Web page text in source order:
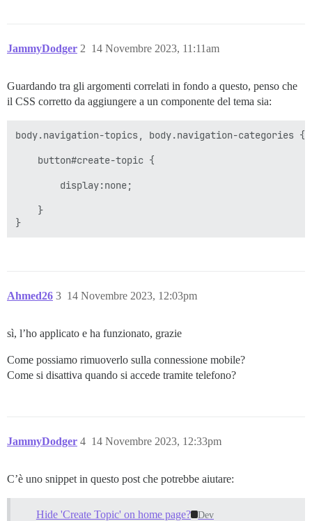
JammyDodger 14 Novembre 2023, 11:11am
2
Guardando tra gli argomenti correlati in fondo a questo, penso che
il CSS corretto da aggiungere a un componente del tema sia:
body.navigation-topics, body.navigation-categories {
    button#create-topic {
        display:none;
    }
Ahmed26 14 Novembre 2023, 12:03pm
3
sì, l’ho applicato e ha funzionato, grazie
Come possiamo rimuoverlo sulla connessione mobile?
Come si disattiva quando si accede tramite telefono?
JammyDodger 14 Novembre 2023, 12:33pm
4
C’è uno snippet in questo post che potrebbe aiutare:
Hide 'Create Topic' on home page? Dev